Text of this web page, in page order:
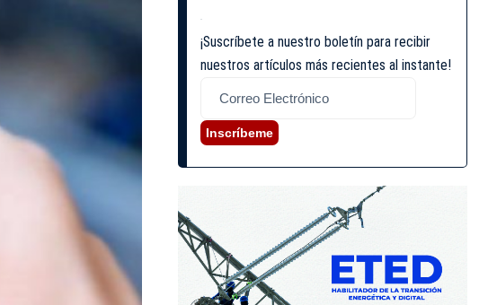
¡Suscríbete a nuestro boletín para recibir
nuestros artículos más recientes al instante!
Inscríbeme